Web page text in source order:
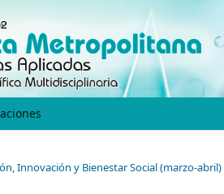
Innovación y Bienestar Social (marzo-abril)